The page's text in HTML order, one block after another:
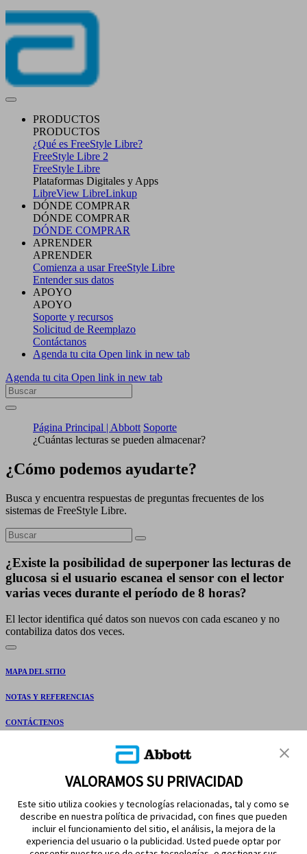
PRODUCTOS
PRODUCTOS
¿Qué es FreeStyle Libre?
FreeStyle Libre 2
FreeStyle Libre
Plataformas Digitales y Apps
LibreView LibreLinkup
DÓNDE COMPRAR
DÓNDE COMPRAR
DÓNDE COMPRAR
APRENDER
APRENDER
Comienza a usar FreeStyle Libre
Entender sus datos
APOYO
APOYO
Soporte y recursos
Solicitud de Reemplazo
Contáctanos
Agenda tu cita Open link in new tab
Agenda tu cita Open link in new tab
Página Principal | Abbott Soporte
¿Cuántas lecturas se pueden almacenar?
¿Cómo podemos ayudarte?
Busca y encuentra respuestas de preguntas frecuentes de los
sistemas de FreeStyle Libre.
¿Existe la posibilidad de superponer las lecturas de
glucosa si el usuario escanea el sensor con el lector
varias veces durante el período de 8 horas?
El lector identifica qué datos son nuevos con cada escaneo y no
contabiliza datos dos veces.
MAPA DEL SITIO
NOTAS Y REFERENCIAS
CONTÁCTENOS
MANTÉNGASE EN CONTACTO
VALORAMOS SU PRIVACIDAD
Este sitio utiliza cookies y tecnologías relacionadas, tal y como se
describe en nuestra política de privacidad, con fines que pueden
incluir el funcionamiento del sitio, el análisis, la mejora de la
experiencia del usuario o la publicidad. Usted puede optar por